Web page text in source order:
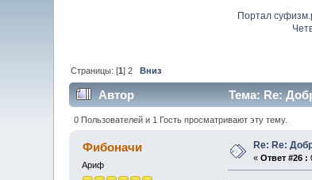
Портал
Страницы: [1]2 Вниз
Автор Тема: Re:
0 Пользователей и 1 Гость просматривают эту тему.
Фибоначи
Ариф
Re: Re:
«Ответ #26 :